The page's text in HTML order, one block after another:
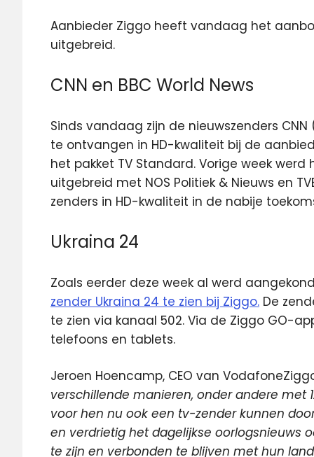
Aanbieder Ziggo heeft vandaag het
uitgebreid.
CNN en BBC World News
Sinds vandaag zijn de nieuwszenders
te ontvangen in HD-kwaliteit bij de
het pakket TV Standard. Vorige week
uitgebreid met NOS Politiek & Nieuws en
zenders in HD-kwaliteit in de nabije
Ukraina 24
Zoals eerder deze week al werd
zender Ukraina 24 te zien bij Ziggo. De
te zien via kanaal 502. Via de Ziggo GO-
telefoons en tablets.
Jeroen Hoencamp, CEO van
verschillende manieren, onder andere met
voor hen nu ook een tv-zender kunnen
en verdrietig het dagelijkse oorlogsnieuws
te zijn en verbonden te blijven met hun